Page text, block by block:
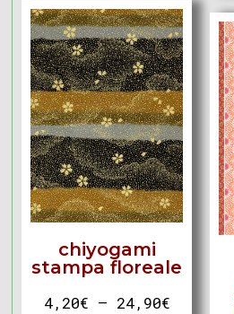
chiyogami
stampa floreale
4,20€ – 24,90€